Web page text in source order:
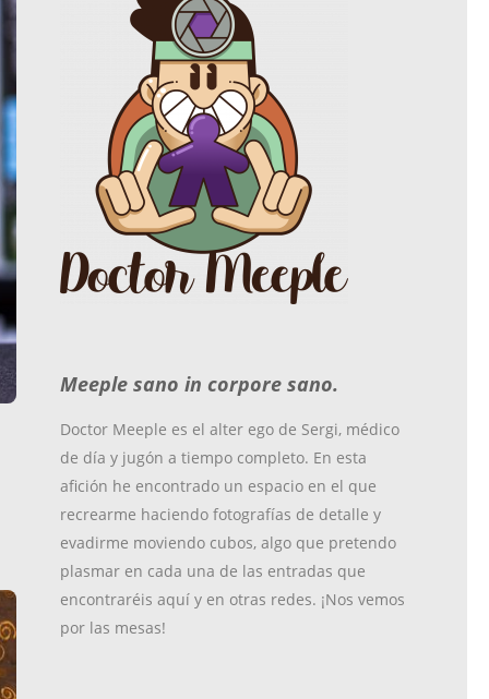
e
b
o
k
t
a
g
a
m
Meeple sano in corpore sano.
Doctor Meeple es el alter ego de Sergi, médico
de día y jugón a tiempo completo. En esta
afición he encontrado un espacio en el que
recrearme haciendo fotografías de detalle y
evadirme moviendo cubos, algo que pretendo
plasmar en cada una de las entradas que
encontraréis aquí y en otras redes. ¡Nos vemos
por las mesas!